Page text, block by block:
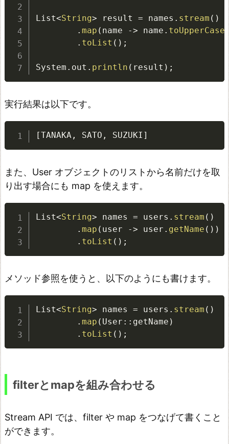
合
t
r
a
処
理
を
m
List<String> result = names . stream ( )
. map ( name -> name . toUpperCase
. toList ( ) ;
System . out . println ( result ) ;
実行結果は以下です。
[TANAKA, SATO , SUZUKI ]
また、User オブジェクトのリストから名前だけを取
り出す場合にも map を使えます。
List<String> names = users . stream ( )
. map ( user -> user . getName ( ) )
. toList ( ) ;
メソッド参照を使うと、以下のようにも書けます。
List<String> names = users . stream ( )
. map ( User : : getName )
. toList ( ) ;
filterとmapを組み合わせる
Stream API では、filter や map をつなげて書くこと
ができます。